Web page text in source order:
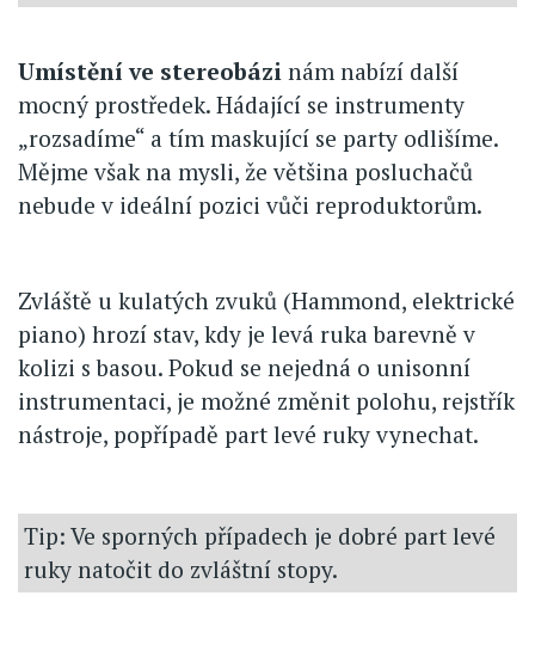
Umístění ve stereobázi nám nabízí další
mocný prostředek. Hádající se instrumenty
„rozsadíme“ a tím maskující se party odlišíme.
Mějme však na mysli, že většina posluchačů
nebude v ideální pozici vůči reproduktorům.
Zvláště u kulatých zvuků (Hammond, elektrické
piano) hrozí stav, kdy je levá ruka barevně v
kolizi s basou. Pokud se nejedná o unisonní
instrumentaci, je možné změnit polohu, rejstřík
nástroje, popřípadě part levé ruky vynechat.
Tip: Ve sporných případech je dobré part levé
ruky natočit do zvláštní stopy.